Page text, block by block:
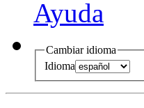
Ayuda
Cambiar idioma
Idioma